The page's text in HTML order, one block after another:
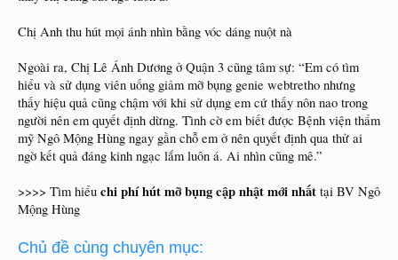
Chị Anh thu hút mọi ánh nhìn bằng vóc dáng nuột nà
Ngoài ra, Chị Lê Ánh Dương ở Quận 3 cũng tâm sự: “Em có tìm
hiểu và sử dụng viên uống giảm mỡ bụng genie webtretho nhưng
thấy hiệu quả cũng chậm với khi sử dụng em cứ thấy nôn nao trong
người nên em quyết định dừng. Tình cờ em biết được Bệnh viện thẩm
mỹ Ngô Mộng Hùng ngay gần chỗ em ở nên quyết định qua thử ai
ngờ kết quả đáng kinh ngạc lắm luôn á. Ai nhìn cũng mê.”
>>>> Tìm hiểu chi phí hút mỡ bụng cập nhật mới nhất tại BV Ngô
Mộng Hùng
Chủ đề cùng chuyên mục: